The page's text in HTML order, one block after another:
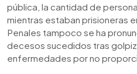
pública, la cantidad de
mientras estaban prisioneras
Penales tampoco se ha
decesos sucedidos tras
enfermedades por no